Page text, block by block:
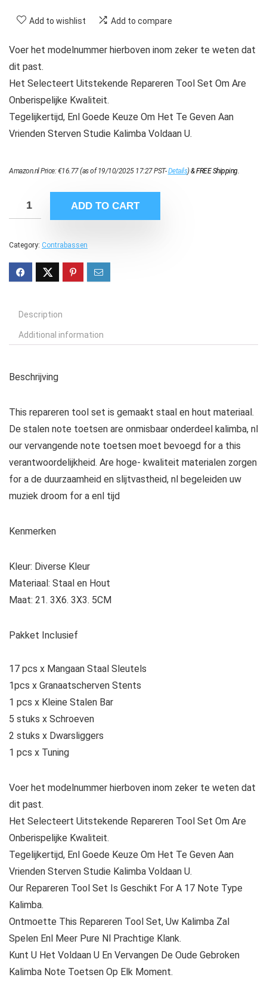
Add to wishlist Add to compare
Voer het modelnummer hierboven inom zeker te weten dat
dit past.
Het Selecteert Uitstekende Repareren Tool Set Om Are
Onberispelijke Kwaliteit.
Tegelijkertijd, Enl Goede Keuze Om Het Te Geven Aan
Vrienden Sterven Studie Kalimba Voldaan U.
Amazon.nl Price:€16.77(as of 19/10/2025 17:27 PST-Details)&FREE Shipping.
ADD TO CART
Category: Contrabassen
Description
Additional information
Beschrijving
This repareren tool set is gemaakt staal en hout materiaal.
De stalen note toetsen are onmisbaar onderdeel kalimba, nl
our vervangende note toetsen moet bevoegd for a this
verantwoordelijkheid. Are hoge- kwaliteit materialen zorgen
for a de duurzaamheid en slijtvastheid, nl begeleiden uw
muziek droom for a enl tijd
Kenmerken
Kleur: Diverse Kleur
Materiaal: Staal en Hout
Maat: 21. 3X6. 3X3. 5CM
Pakket Inclusief
17 pcs x Mangaan Staal Sleutels
1pcs x Granaatscherven Stents
1 pcs x Kleine Stalen Bar
5 stuks x Schroeven
2 stuks x Dwarsliggers
1 pcs x Tuning
Voer het modelnummer hierboven inom zeker te weten dat
dit past.
Het Selecteert Uitstekende Repareren Tool Set Om Are
Onberispelijke Kwaliteit.
Tegelijkertijd, Enl Goede Keuze Om Het Te Geven Aan
Vrienden Sterven Studie Kalimba Voldaan U.
Our Repareren Tool Set Is Geschikt For A 17 Note Type
Kalimba.
Ontmoette This Repareren Tool Set, Uw Kalimba Zal
Spelen Enl Meer Pure Nl Prachtige Klank.
Kunt U Het Voldaan U En Vervangen De Oude Gebroken
Kalimba Note Toetsen Op Elk Moment.